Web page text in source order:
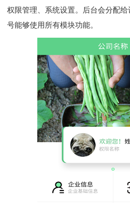
权限管理、系统设置。后台会分配
号能够使用所有模块功能。